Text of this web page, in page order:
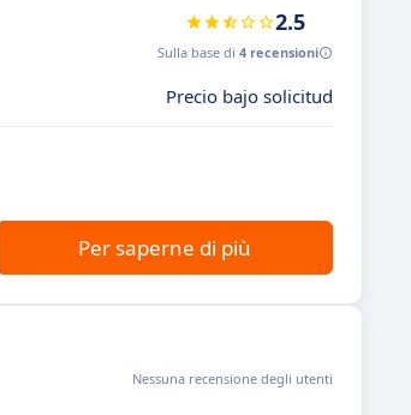
2.5
Sulla base di 4 recensioni
Precio bajo solicitud
Per saperne di più
Nessuna recensione degli utenti